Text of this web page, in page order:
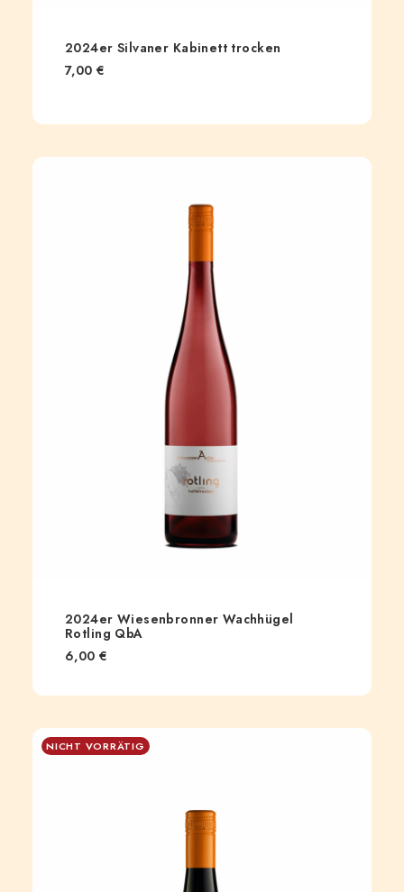
2024er Silvaner Kabinett trocken
7,00€
2024er Wiesenbronner Wachhügel
Rotling QbA
6,00€
NICHT VORRÄTIG